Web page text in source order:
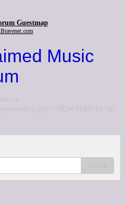
Guestmap
Music
<a
index.php">NEW FORUM</a>